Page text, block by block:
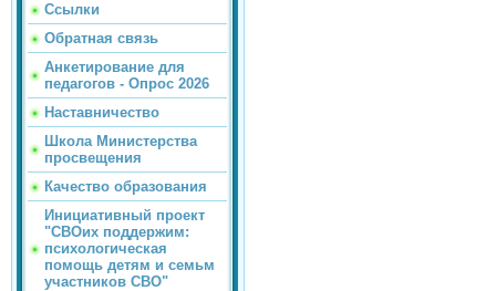
Ссылки
Обратная связь
Анкетирование для
педагогов - Опрос 2026
Наставничество
Школа Министерства
просвещения
Качество образования
Инициативный проект
"СВОих поддержим:
психологическая
помощь детям и семьм
участников СВО"